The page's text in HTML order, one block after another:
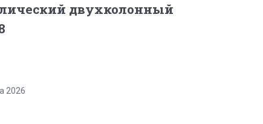
двухколонный
2026